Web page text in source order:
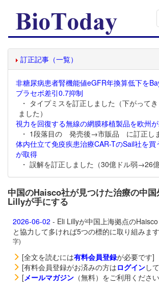
訂正記事（一覧）
非糖尿病患者腎機能値eGFR年換算低下を
プラセボ差引0.7抑制
・ タイプミスを訂正しました（下がって
ました）
視力を回復する無線の網膜移植製品を欧州
・ 1段落目の 発売後→市販品 に訂正しま
体内仕立て免疫疾患治療CAR-TのSail社を買
が取得
・ 誤解を訂正しました（30億ドル弱→26億
中国のHaisco社が見つけた治療の中
Lillyが手にする
2026-06-02 - Eli Lillyが中国上海拠点の
と協力して多ければ5つの標的に取り組みます
字)
[全文を読むには有料会員登録が必要です]
[有料会員登録がお済みの方はログインし
[メールマガジン （無料）をご利用くださ